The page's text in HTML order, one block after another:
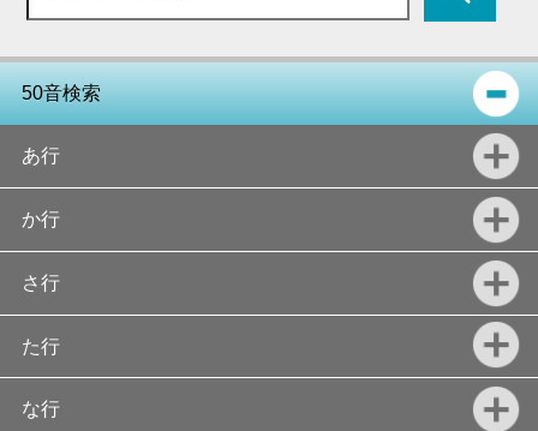
50音検索
あ行
か行
さ行
た行
な行